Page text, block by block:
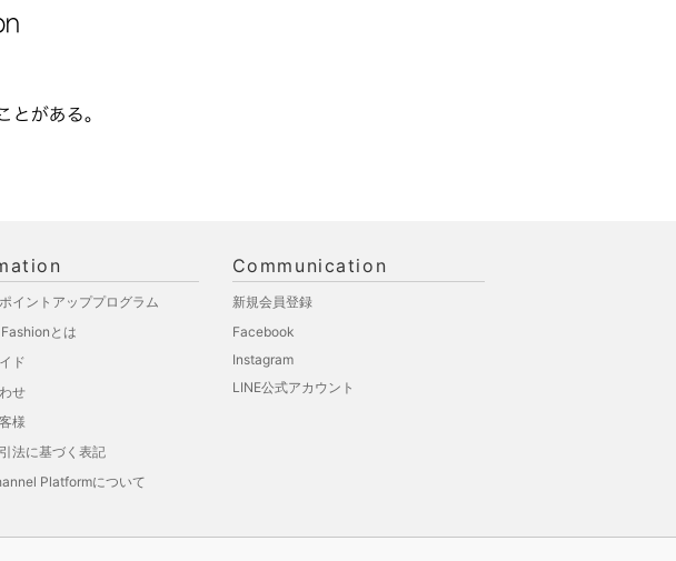
イントアッププログラム
とは
ド
せ
様
法に基づく表記
Platformについて
Communication
新規会員登録
Facebook
Instagram
LINE公式アカウント